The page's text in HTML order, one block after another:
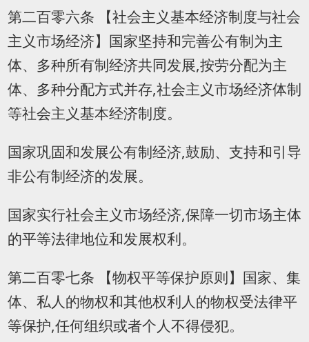
第二百零六条 【社会主义基本经济制度与社会
主义市场经济】国家坚持和完善公有制为主
体、多种所有制经济共同发展,按劳分配为主
体、多种分配方式并存,社会主义市场经济体制
等社会主义基本经济制度。
国家巩固和发展公有制经济,鼓励、支持和引导
非公有制经济的发展。
国家实行社会主义市场经济,保障一切市场主体
的平等法律地位和发展权利。
第二百零七条 【物权平等保护原则】国家、集
体、私人的物权和其他权利人的物权受法律平
等保护,任何组织或者个人不得侵犯。